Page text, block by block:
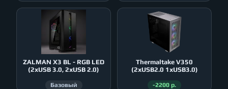
ZALMAN X3 BL - RGB LED
(2xUSB 3.0, 2xUSB 2.0)
Базовый
Thermaltake V350
(2xUSB2.0 1xUSB3.0)
-2200 р.